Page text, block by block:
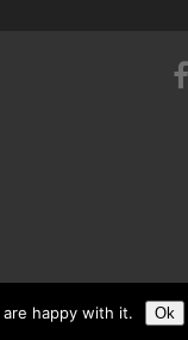
happy with it. Ok